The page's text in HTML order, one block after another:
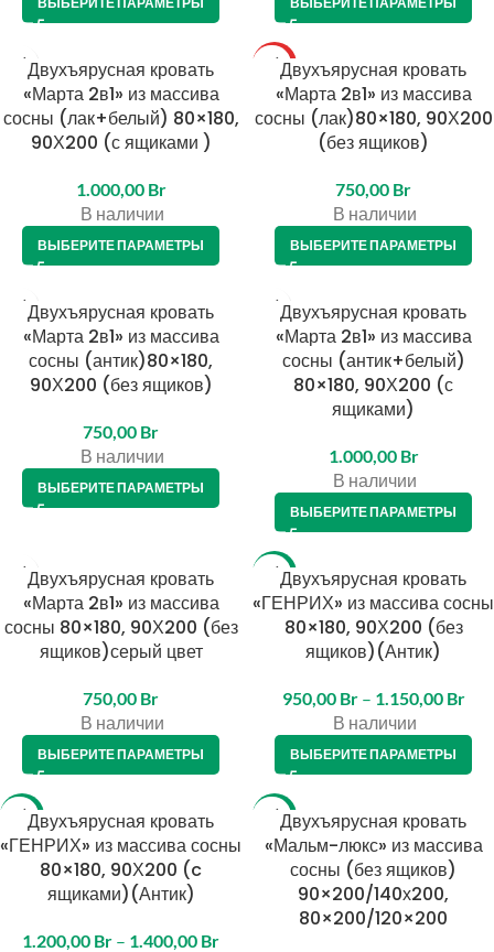
Двухъярусная кровать
«Марта 2в1» из массива
сосны (лак+белый) 80×180,
90Х200 (с ящиками )
1.000,00 Br
В наличии
ВЫБЕРИТЕ ПАРАМЕТРЫ
ТОПДвухъярусная кровать
«Марта 2в1» из массива
сосны (лак)80×180, 90Х200
(без ящиков)
750,00 Br
В наличии
ВЫБЕРИТЕ ПАРАМЕТРЫ
Двухъярусная кровать
«Марта 2в1» из массива
сосны (антик)80×180,
90Х200 (без ящиков)
750,00 Br
В наличии
ВЫБЕРИТЕ ПАРАМЕТРЫ
Двухъярусная кровать
«Марта 2в1» из массива
сосны (антик+белый)
80×180, 90Х200 (с
ящиками)
1.000,00 Br
В наличии
ВЫБЕРИТЕ ПАРАМЕТРЫ
Двухъярусная кровать
«Марта 2в1» из массива
сосны 80×180, 90Х200 (без
ящиков)серый цвет
750,00 Br
В наличии
ВЫБЕРИТЕ ПАРАМЕТРЫ
-17%Двухъярусная кровать
«ГЕНРИХ» из массива сосны
80×180, 90Х200 (без
ящиков)(Антик)
950,00 Br – 1.150,00 Br
В наличии
ВЫБЕРИТЕ ПАРАМЕТРЫ
-14%Двухъярусная кровать
«ГЕНРИХ» из массива сосны
80×180, 90Х200 (c
ящиками)(Антик)
1.200,00 Br – 1.400,00 Br
-14%Двухъярусная кровать
«Мальм-люкс» из массива
сосны (без ящиков)
90×200/140х200,
80×200/120×200